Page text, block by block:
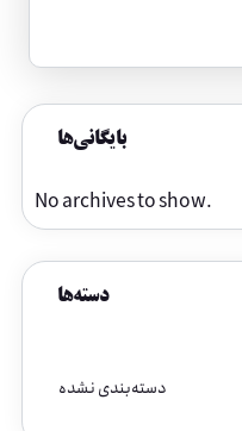
بایگانی‌ها
No archives to show.
دسته‌ها
دسته‌بندی نشده